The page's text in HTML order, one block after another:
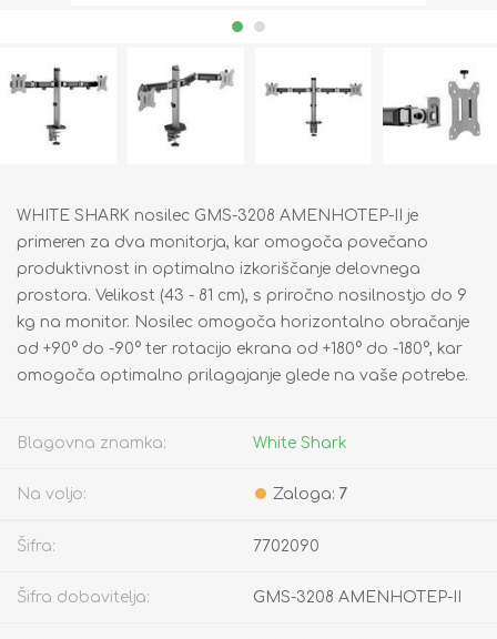
WHITE SHARK nosilec GMS-3208 AMENHOTEP-II je
primeren za dva monitorja, kar omogoča povečano
produktivnost in optimalno izkoriščanje delovnega
prostora. Velikost (43 - 81 cm), s priročno nosilnostjo do 9
kg na monitor. Nosilec omogoča horizontalno obračanje
od +90° do -90° ter rotacijo ekrana od +180° do -180°, kar
omogoča optimalno prilagajanje glede na vaše potrebe.
Blagovna znamka: White Shark
Na voljo: Zaloga: 7
Šifra: 7702090
Šifra dobavitelja: GMS-3208 AMENHOTEP-II